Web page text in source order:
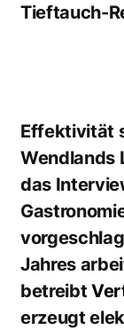
Tieftauch-
Effektivität
Wendlands
das
Jahres
betreibt
erzeugt